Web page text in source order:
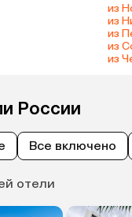
из
из
из
из
из
России
Все включено
отели